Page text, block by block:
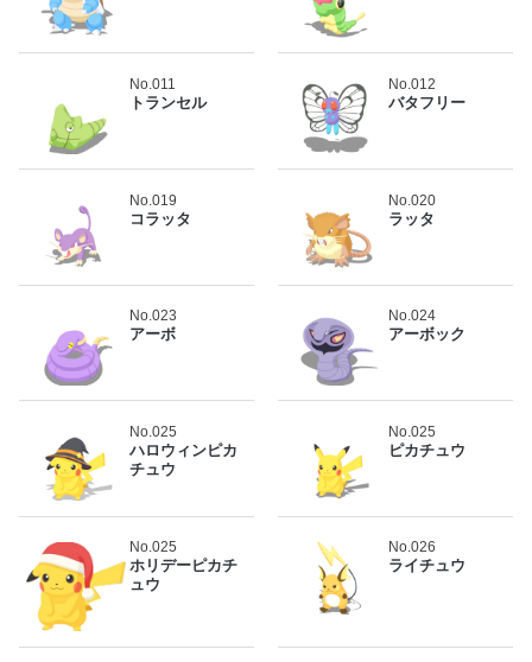
No.011
トランセル
No.012
バタフリー
No.019
コラッタ
No.020
ラッタ
No.023
アーボ
No.024
アーボック
No.025
ハロウィンピカ
チュウ
No.025
ピカチュウ
No.025
ホリデーピカチ
ュウ
No.026
ライチュウ